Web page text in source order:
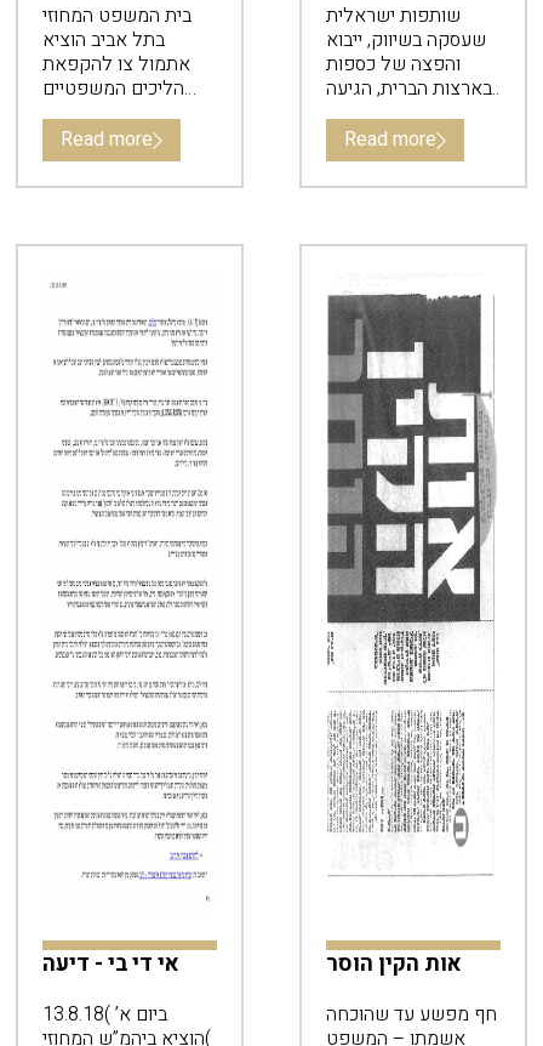
בית המשפט המחוזי
בתל אביב הוציא
אתמול צו להקפאת
הליכים המשפטיים
כנגד יצרנית הרכיבים
פאוור וייב.
Read more
שותפות ישראלית
שעסקה בשיווק, ייבוא
והפצה של כספות
בארצות הברית, הגיעה
לסיומה כשאחד
החברים נפטר. אשתו
ביקשה את חלקו
בהכנסות, אבל זכתה
Read more
אי די בי - דיעה
ביום א’ )13.8.18
)הוציא ביהמ”ש המחוזי
אות הקין הוסר
חף מפשע עד שהוכחה
אשמתו – המשפט